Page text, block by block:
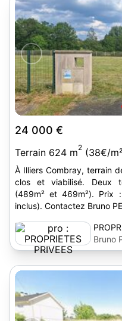
24 000 €
Terrain 624 m2 (38€/
À Illiers Combray, terrain
clos et viabilisé. Deux
(489m² et 469m²). Prix
inclus). Contactez Bruno
Bruno